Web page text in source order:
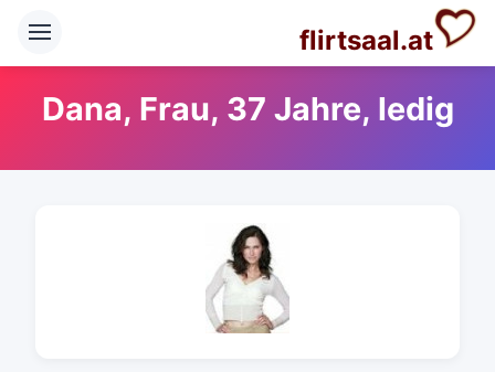
flirtsaal.at
Dana, Frau, 37 Jahre, ledig